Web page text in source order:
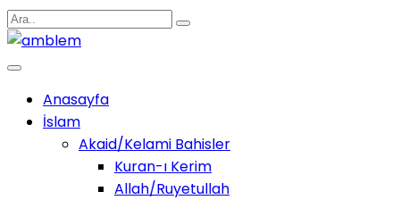
Anasayfa
İslam
Akaid/Kelami Bahisler
Kuran-ı Kerim
Allah/Ruyetullah